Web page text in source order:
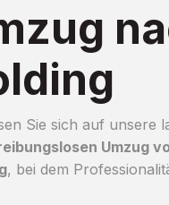
Sie sich auf unsere
Umzug
, bei dem